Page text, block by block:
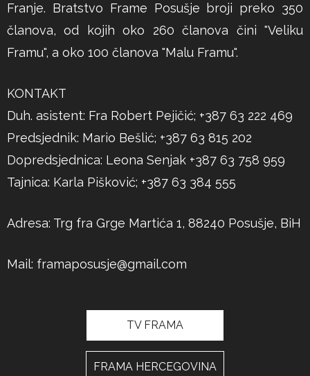
Franje. Bratstvo Frame Posušje broji preko 350
članova, od kojih oko 260 članova čini "Veliku
Framu", a oko 100 članova "Malu Framu".
KONTAKT
Duh. asistent: Fra Robert Pejičić; +387 63 222 469
Predsjednik: Mario Bešlić; +387 63 815 202
Dopredsjednica: Leona Senjak +387 63 758 959
Tajnica: Karla Pišković; +387 63 384 555
Adresa: Trg fra Grge Martića 1, 88240 Posušje, BiH
Mail: framaposusje@gmail.com
TV FRAMA
FRAMA HERCEGOVINA